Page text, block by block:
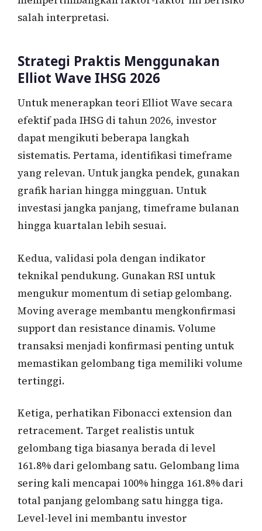
salah interpretasi.
Strategi Praktis Menggunakan
Elliot Wave IHSG 2026
Untuk menerapkan teori Elliot Wave secara
efektif pada IHSG di tahun 2026, investor
dapat mengikuti beberapa langkah
sistematis. Pertama, identifikasi timeframe
yang relevan. Untuk jangka pendek, gunakan
grafik harian hingga mingguan. Untuk
investasi jangka panjang, timeframe bulanan
hingga kuartalan lebih sesuai.
Kedua, validasi pola dengan indikator
teknikal pendukung. Gunakan RSI untuk
mengukur momentum di setiap gelombang.
Moving average membantu mengkonfirmasi
support dan resistance dinamis. Volume
transaksi menjadi konfirmasi penting untuk
memastikan gelombang tiga memiliki volume
tertinggi.
Ketiga, perhatikan Fibonacci extension dan
retracement. Target realistis untuk
gelombang tiga biasanya berada di level
161.8% dari gelombang satu. Gelombang lima
sering kali mencapai 100% hingga 161.8% dari
total panjang gelombang satu hingga tiga.
Level-level ini membantu investor